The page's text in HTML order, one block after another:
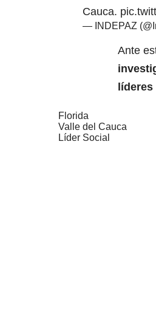
Cauca.
— INDEPAZ
Ante
líderes
Florida
Valle del Cauca
Líder Social